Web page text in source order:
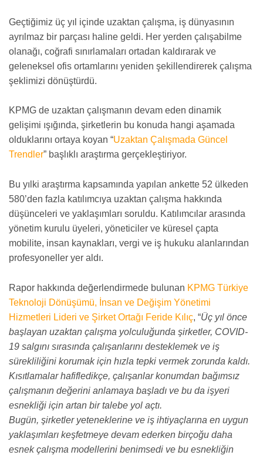
Geçtiğimiz üç yıl içinde uzaktan çalışma, iş dünyasının
ayrılmaz bir parçası haline geldi. Her yerden çalışabilme
olanağı, coğrafi sınırlamaları ortadan kaldırarak ve
geleneksel ofis ortamlarını yeniden şekillendirerek çalışma
şeklimizi dönüştürdü.
KPMG de uzaktan çalışmanın devam eden dinamik
gelişimi ışığında, şirketlerin bu konuda hangi aşamada
olduklarını ortaya koyan “Uzaktan Çalışmada Güncel
Trendler” başlıklı araştırma gerçekleştiriyor.
Bu yılki araştırma kapsamında yapılan ankette 52 ülkeden
580’den fazla katılımcıya uzaktan çalışma hakkında
düşünceleri ve yaklaşımları soruldu. Katılımcılar arasında
yönetim kurulu üyeleri, yöneticiler ve küresel çapta
mobilite, insan kaynakları, vergi ve iş hukuku alanlarından
profesyoneller yer aldı.
Rapor hakkında değerlendirmede bulunan KPMG Türkiye
Teknoloji Dönüşümü, İnsan ve Değişim Yönetimi
Hizmetleri Lideri ve Şirket Ortağı Feride Kılıç, “Üç yıl önce
başlayan uzaktan çalışma yolculuğunda şirketler, COVID-
19 salgını sırasında çalışanlarını desteklemek ve iş
sürekliliğini korumak için hızla tepki vermek zorunda kaldı.
Kısıtlamalar hafifledikçe, çalışanlar konumdan bağımsız
çalışmanın değerini anlamaya başladı ve bu da işyeri
esnekliği için artan bir talebe yol açtı.
Bugün, şirketler yeteneklerine ve iş ihtiyaçlarına en uygun
yaklaşımları keşfetmeye devam ederken birçoğu daha
esnek çalışma modellerini benimsedi ve bu esnekliğin